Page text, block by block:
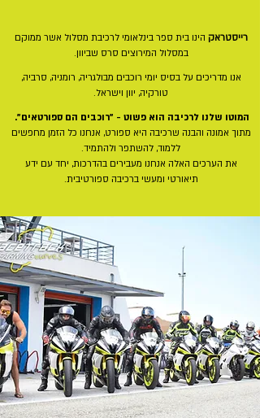
רייסטראק הינו בית ספר בינלאומי לרכיבת מסלול אשר ממוקם
במסלול המירוצים סרס שביוון.
אנו מדריכים על בסיס יומי רוכבים מבולגריה, רומניה, סרביה,
טורקיה, יוון וישראל.
המוטו שלנו לרכיבה הוא פשוט - "רוכבים הם ספורטאים".
מתוך אמונה והבנה שרכיבה היא ספורט, אנחנו כל הזמן מחפשים
ללמוד, להשתפר ולהתמיד.
את הערכים האלה אנחנו מעבירים בהדרכות, יחד עם ידע
תיאורטי ומעשי ברכיבה ספורטיבית.